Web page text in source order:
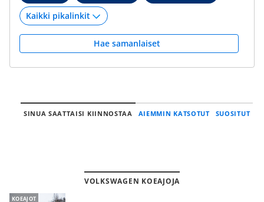
Hae samanlaiset
SINUA SAATTAISI KIINNOSTAA AIEMMIN KATSOTUT SUOSITUT
VOLKSWAGEN KOEAJOJA
KOEAJOT